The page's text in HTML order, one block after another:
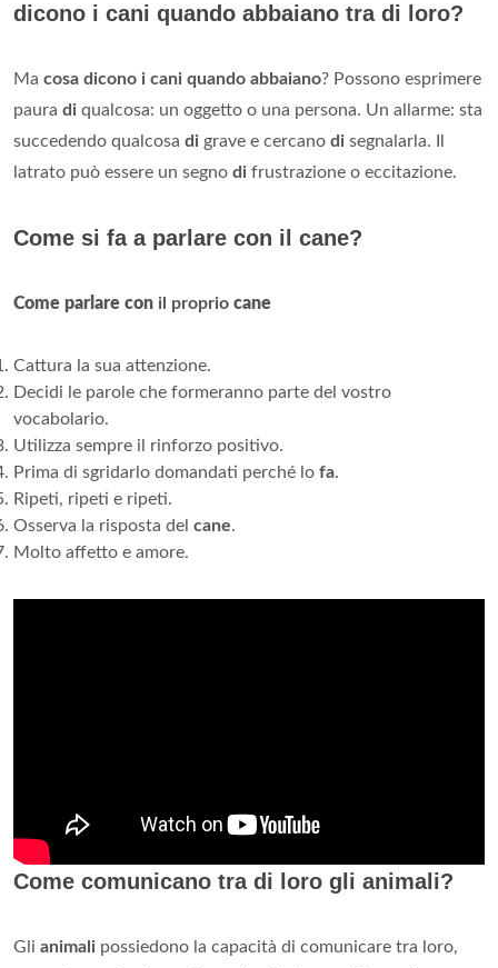
dicono i cani quando abbaiano tra di loro?
Ma cosa dicono i cani quando abbaiano? Possono esprimere
paura di qualcosa: un oggetto o una persona. Un allarme: sta
succedendo qualcosa di grave e cercano di segnalarla. Il
latrato può essere un segno di frustrazione o eccitazione.
Come si fa a parlare con il cane?
Come parlare con il proprio cane
Cattura la sua attenzione.
Decidi le parole che formeranno parte del vostro
vocabolario.
Utilizza sempre il rinforzo positivo.
Prima di sgridarlo domandati perché lo fa.
Ripeti, ripeti e ripeti.
Osserva la risposta del cane.
Molto affetto e amore.
Come comunicano tra di loro gli animali?
Gli animali possiedono la capacità di comunicare tra loro,